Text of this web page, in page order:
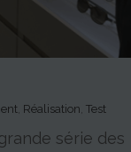
, Réalisation, Test
série des